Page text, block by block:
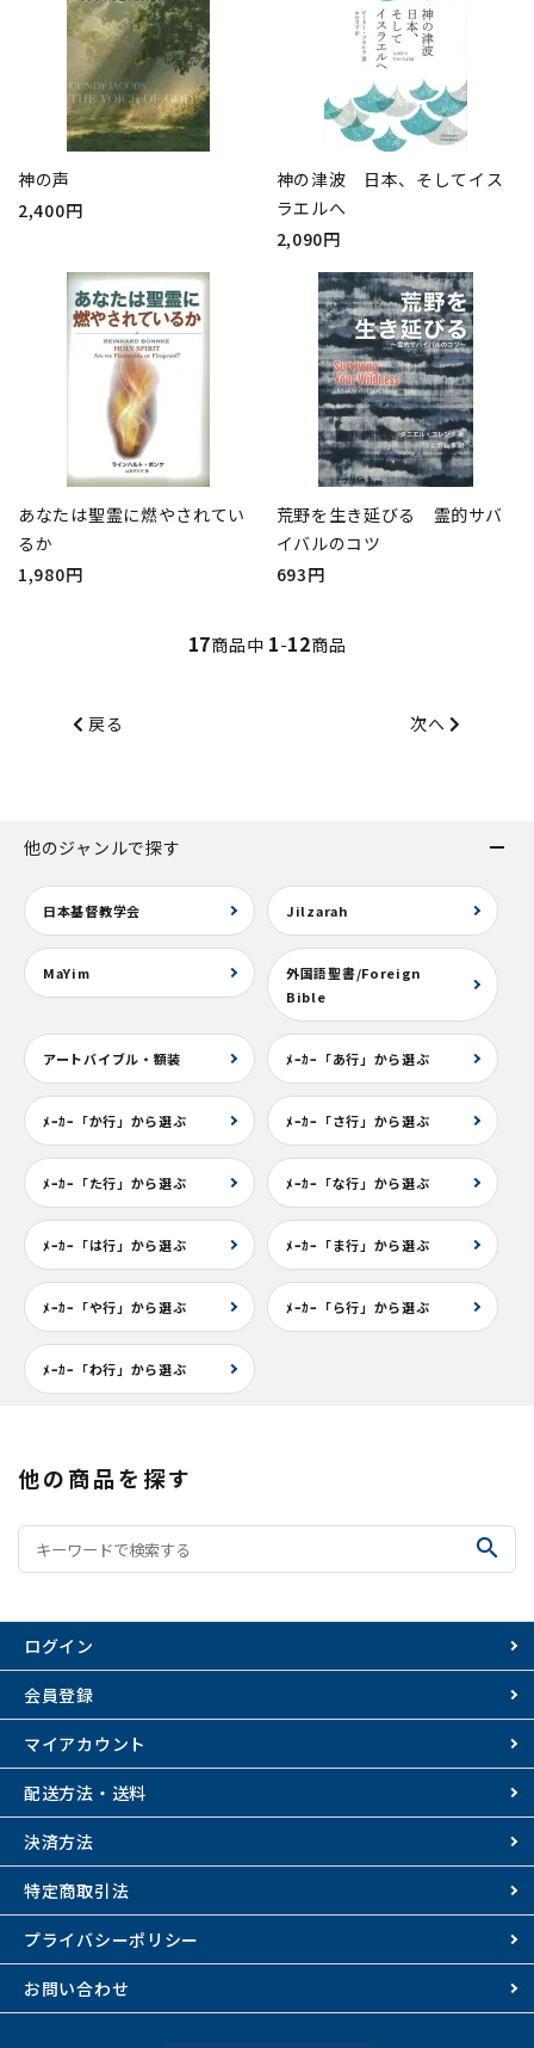
神の声
2,400円
神の津波 日本、そしてイス
ラエルへ
2,090円
あなたは聖霊に燃やされてい
るか
1,980円
荒野を生き延びる 霊的サバ
イバルのコツ
693円
17商品中 1-12商品
戻る 次へ
他のジャンルで探す
日本基督教学会 Jilzarah
MaYim
外国語聖書/Foreign
Bible
アートバイブル・額装 ﾒｰｶｰ「あ行」から選ぶ
ﾒｰｶｰ「か行」から選ぶ ﾒｰｶｰ「さ行」から選ぶ
ﾒｰｶｰ「た行」から選ぶ ﾒｰｶｰ「な行」から選ぶ
ﾒｰｶｰ「は行」から選ぶ ﾒｰｶｰ「ま行」から選ぶ
ﾒｰｶｰ「や行」から選ぶ ﾒｰｶｰ「ら行」から選ぶ
ﾒｰｶｰ「わ行」から選ぶ
他の商品を探す
search
ログイン
会員登録
マイアカウント
配送方法・送料
決済方法
特定商取引法
プライバシーポリシー
お問い合わせ